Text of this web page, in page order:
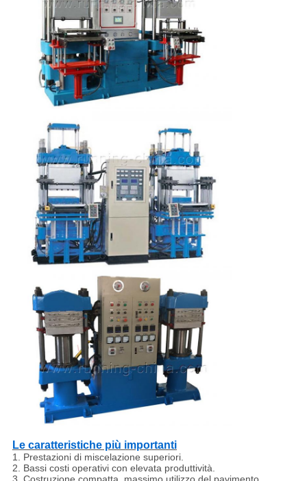
Le caratteristiche più importanti
1. Prestazioni di miscelazione superiori.
2. Bassi costi operativi con elevata produttività.